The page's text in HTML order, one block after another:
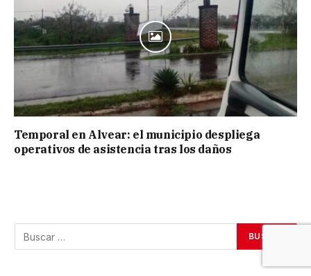
Temporal en Alvear: el municipio despliega
operativos de asistencia tras los daños